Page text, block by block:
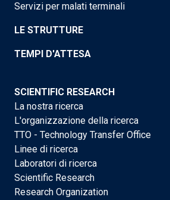
Servizi per malati terminali
LE STRUTTURE
TEMPI D'ATTESA
SCIENTIFIC RESEARCH
La nostra ricerca
L'organizzazione della ricerca
TTO - Technology Transfer Office
Linee di ricerca
Laboratori di ricerca
Scientific Research
Research Organization